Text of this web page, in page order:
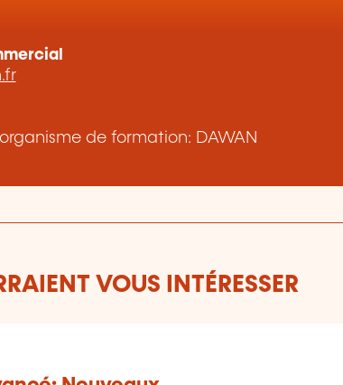
de formation: DAWAN
VOUS INTÉRESSER